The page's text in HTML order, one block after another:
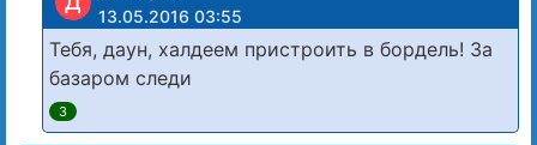
13.05.2016 03:55
Тебя, даун, халдеем пристроить в бордель! За
базаром следи
3